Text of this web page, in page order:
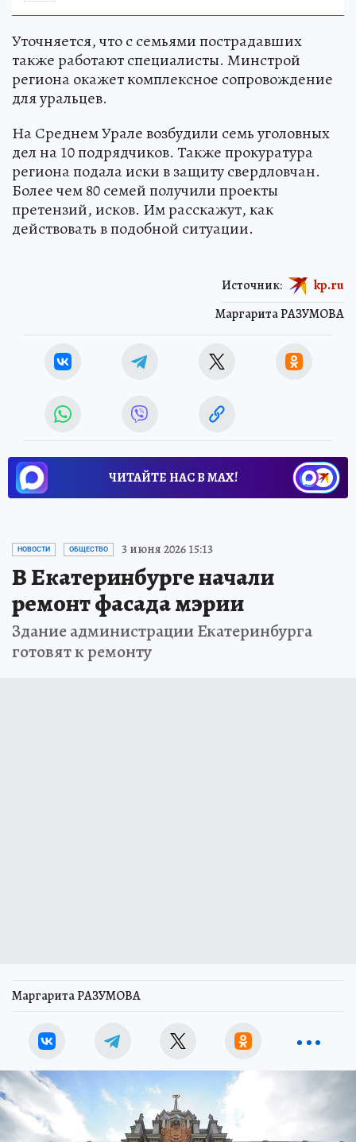
Уточняется, что с семьями пострадавших
также работают специалисты. Минстрой
региона окажет комплексное сопровождение
для уральцев.
На Среднем Урале возбудили семь уголовных
дел на 10 подрядчиков. Также прокуратура
региона подала иски в защиту свердловчан.
Более чем 80 семей получили проекты
претензий, исков. Им расскажут, как
действовать в подобной ситуации.
Маргарита РАЗУМОВА
Источник: kp.ru
ЧИТАЙТЕ НАС В МАХ!
НОВОСТИ ОБЩЕСТВО 3 июня 2026 15:13
В Екатеринбурге начали
ремонт фасада мэрии
Здание администрации Екатеринбурга
готовят к ремонту
Маргарита РАЗУМОВА